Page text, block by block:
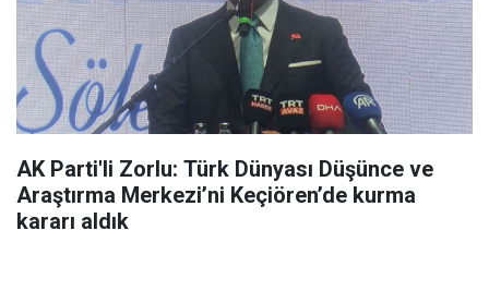
AK Parti'li Zorlu: Türk Dünyası Düşünce ve
Araştırma Merkezi’ni Keçiören’de kurma
kararı aldık